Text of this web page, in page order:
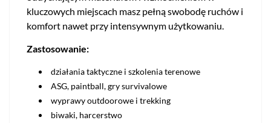
kluczowych miejscach masz pełną swobodę ruchów i
komfort nawet przy intensywnym użytkowaniu.
Zastosowanie:
działania taktyczne i szkolenia terenowe
ASG, paintball, gry survivalowe
wyprawy outdoorowe i trekking
biwaki, harcerstwo